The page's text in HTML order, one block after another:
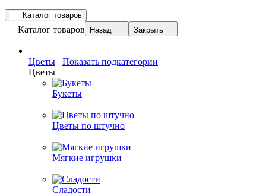
Каталог товаров
Каталог товаров Назад Закрыть
Цветы
Показать подкатегории
Цветы
Букеты
Цветы по штучно
Мягкие игрушки
Сладости